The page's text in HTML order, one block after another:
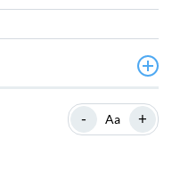
- Aa +